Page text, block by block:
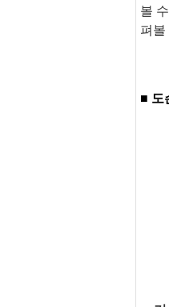
볼
펴볼
■ 도
광